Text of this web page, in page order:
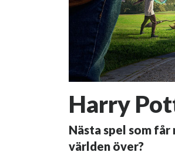
Harry
Nästa spel som
världen över?